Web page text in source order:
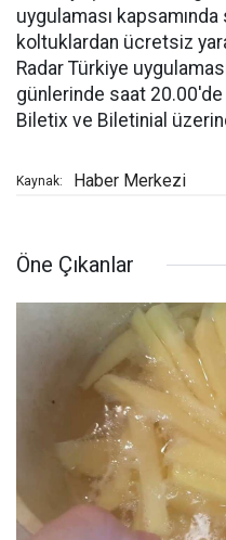
uygulaması
koltuklardan ücretsiz
Radar Türkiye
günlerinde saat
Biletix ve Biletinial
Kaynak: Haber Merkezi
Öne Çıkanlar